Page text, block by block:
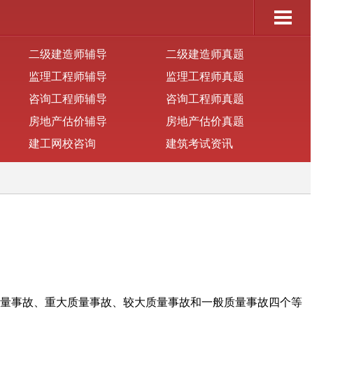
二级建造师辅导
二级建造师真题
监理工程师辅导
监理工程师真题
咨询工程师辅导
咨询工程师真题
房地产估价辅导
房地产估价真题
建工网校咨询 建筑考试资讯
事故、重大质量事故、较大质量事故和一般质量事故四个等